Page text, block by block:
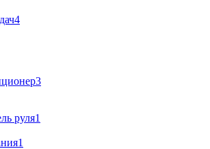
4
3
руля1
1